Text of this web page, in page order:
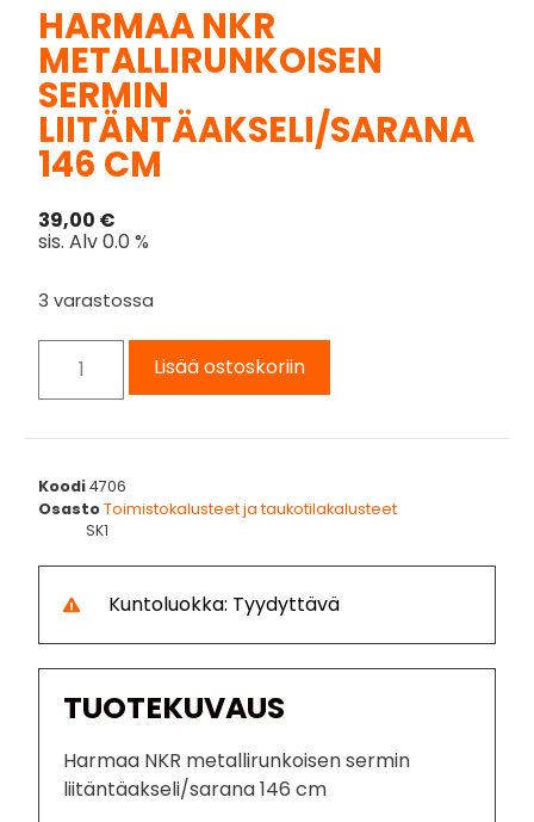
HARMAA NKR
METALLIRUNKOISEN
SERMIN
LIITÄNTÄAKSELI/SARANA
146 CM
39,00 €
sis. Alv 0.0 %
3 varastossa
Lisää ostoskoriin
Koodi4706
OsastoToimistokalusteet ja taukotilakalusteet
SK1
Kuntoluokka: Tyydyttävä
TUOTEKUVAUS
Harmaa NKR metallirunkoisen sermin
liitäntäakseli/sarana 146 cm